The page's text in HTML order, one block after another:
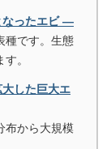
なったエビ ―
種です。生態
。
した巨大エ
布から大規模